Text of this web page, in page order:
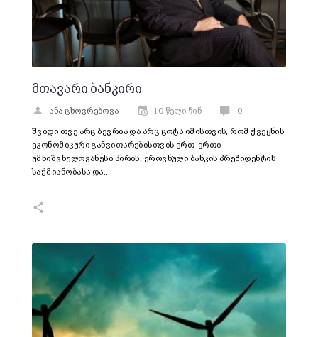
მთავარი ბანკირი
ანა ცხოვრებოვა 10 წელი წინ 0
შვიდი თვე არც ბევრია და არც ცოტა იმისთვის, რომ ქვეყნის
ეკონომიკური განვითარებისთვის ერთ-ერთი
უმნიშვნელოვანესი პირის, ეროვნული ბანკის პრეზიდენტის
საქმიანობასა და…